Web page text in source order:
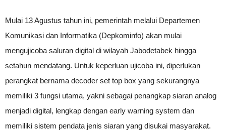
Mulai 13 Agustus tahun ini, pemerintah melalui Departemen
Komunikasi dan Informatika (Depkominfo) akan mulai
mengujicoba saluran digital di wilayah Jabodetabek hingga
setahun mendatang. Untuk keperluan ujicoba ini, diperlukan
perangkat bernama decoder set top box yang sekurangnya
memiliki 3 fungsi utama, yakni sebagai penangkap siaran analog
menjadi digital, lengkap dengan early warning system dan
memiliki sistem pendata jenis siaran yang disukai masyarakat.